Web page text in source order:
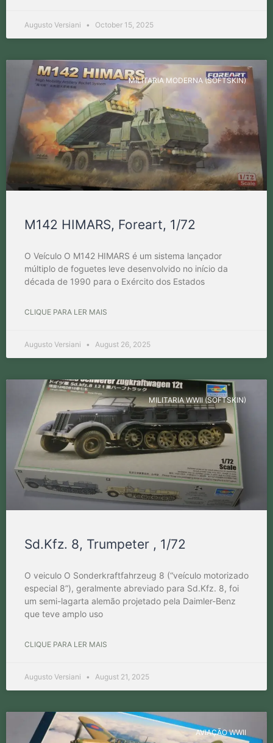
Augusto Versiani October 15, 2025
MILITARIA MODERNA (SOFTSKIN)
M142 HIMARS, Foreart, 1/72
O Veículo O M142 HIMARS é um sistema lançador
múltiplo de foguetes leve desenvolvido no início da
década de 1990 para o Exército dos Estados
CLIQUE PARA LER MAIS
Augusto Versiani August 26, 2025
MILITARIA WWII (SOFTSKIN)
Sd.Kfz. 8, Trumpeter , 1/72
O veiculo O Sonderkraftfahrzeug 8 (“veículo motorizado
especial 8”), geralmente abreviado para Sd.Kfz. 8, foi
um semi-lagarta alemão projetado pela Daimler-Benz
que teve amplo uso
CLIQUE PARA LER MAIS
Augusto Versiani August 21, 2025
AVIAÇÃO WWII